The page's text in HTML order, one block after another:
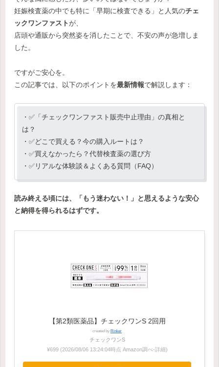
妊娠検査薬の中でも特に「早期に検査できる」と人気のチェ
ックワンファストが、
店頭や通販から突然姿を消したことで、不安の声が急増しま
した。
ですがご安心を。
この記事では、以下のポイントを最新情報で解説します：
・✅「チェックワンファスト販売中止理由」の真相と
は？
・✅どこで買える？今の購入ルートは？
・✅買えなかったら？代替検査薬の選び方
・✅リアルな体験談＆よくある質問（FAQ）
読み終える頃には、「もう迷わない！」と思えるような安心
と納得を得られるはずです。
【第2類医薬品】チェックワンS 2回用
created by Rinker
チェックワンS
¥699 (2026/08/06 13:24:04時点 Amazon調べ-詳細)